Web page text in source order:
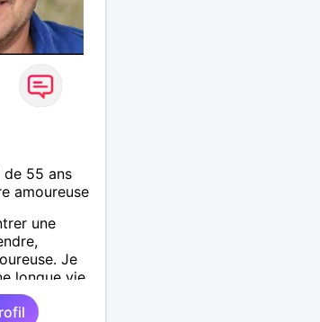
55 ans
amoureuse
une
Je
longue vie
d'Amour.